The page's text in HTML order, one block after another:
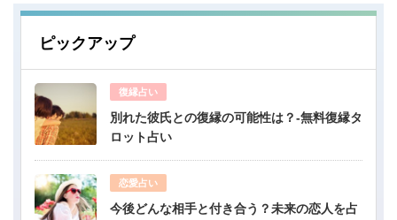
ピックアップ
復縁占い
別れた彼氏との復縁の可能性は？-無料復縁タ
ロット占い
恋愛占い
今後どんな相手と付き合う？未来の恋人を占